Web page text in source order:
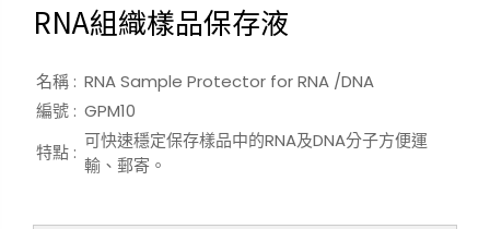
RNA組織樣品保存液
名稱 : RNA Sample Protector for RNA /DNA
編號 : GPM10
特點 :
可快速穩定保存樣品中的RNA及DNA分子方便運
輸、郵寄。